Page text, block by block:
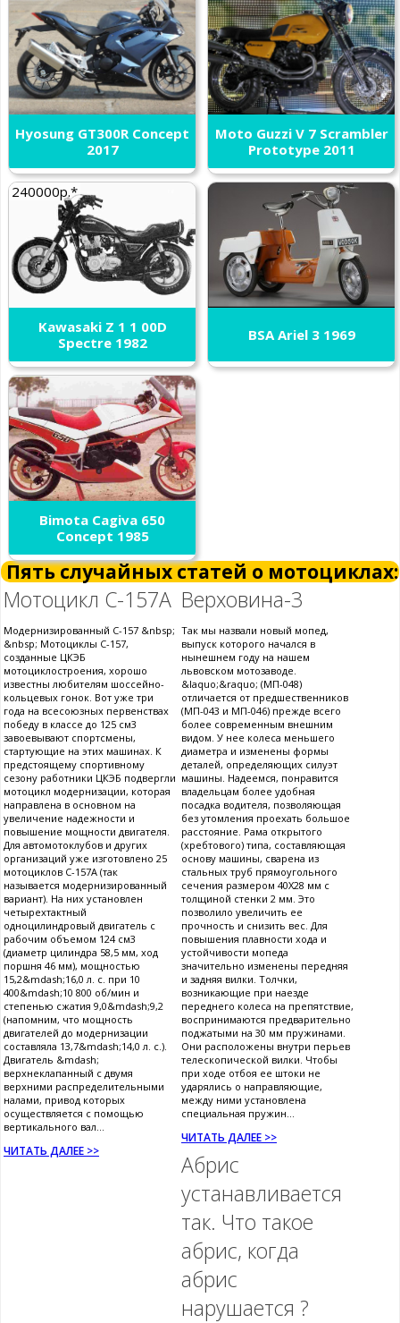
Hyosung GT300R Concept
2017
Moto Guzzi V 7 Scrambler
Prototype 2011
240000р.*
Kawasaki Z 1 1 00D
Spectre 1982
BSA Ariel 3 1969
Bimota Cagiva 650
Concept 1985
Пять случайных статей о мотоциклах:
Мотоцикл С-157А
Модернизированный С-157 &nbsp;
&nbsp; Мотоциклы С-157,
созданные ЦКЭБ
мотоциклостроения, хорошо
известны любителям шоссейно-
кольцевых гонок. Вот уже три
года на всесоюзных первенствах
победу в классе до 125 см3
завоевывают спортсмены,
стартующие на этих машинах. К
предстоящему спортивному
сезону работники ЦКЭБ подвергли
мотоцикл модернизации, которая
направлена в основном на
увеличение надежности и
повышение мощности двигателя.
Для автомотоклубов и других
организаций уже изготовлено 25
мотоциклов С-157А (так
называется модернизированный
вариант). На них установлен
четырехтактный
одноцилиндровый двигатель с
рабочим объемом 124 см3
(диаметр цилиндра 58,5 мм, ход
поршня 46 мм), мощностью
15,2&mdash;16,0 л. с. при 10
400&mdash;10 800 об/мин и
степенью сжатия 9,0&mdash;9,2
(напомним, что мощность
двигателей до модернизации
составляла 13,7&mdash;14,0 л. с.).
Двигатель &mdash;
верхнеклапанный с двумя
верхними распределительными
налами, привод которых
осуществляется с помощью
вертикального вал...
ЧИТАТЬ ДАЛЕЕ >>
Верховина-3
Так мы назвали новый мопед,
выпуск которого начался в
нынешнем году на нашем
львовском мотозаводе.
&laquo;&raquo; (МП-048)
отличается от предшественников
(МП-043 и МП-046) прежде всего
более современным внешним
видом. У нее колеса меньшего
диаметра и изменены формы
деталей, определяющих силуэт
машины. Надеемся, понравится
владельцам более удобная
посадка водителя, позволяющая
без утомления проехать большое
расстояние. Рама открытого
(хребтового) типа, составляющая
основу машины, сварена из
стальных труб прямоугольного
сечения размером 40X28 мм с
толщиной стенки 2 мм. Это
позволило увеличить ее
прочность и снизить вес. Для
повышения плавности хода и
устойчивости мопеда
значительно изменены передняя
и задняя вилки. Толчки,
возникающие при наезде
переднего колеса на препятствие,
воспринимаются предварительно
поджатыми на 30 мм пружинами.
Они расположены внутри перьев
телескопической вилки. Чтобы
при ходе отбоя ее штоки не
ударялись о направляющие,
между ними установлена
специальная пружин...
ЧИТАТЬ ДАЛЕЕ >>
Абрис
устанавливается
так. Что такое
абрис, когда
абрис
нарушается ?